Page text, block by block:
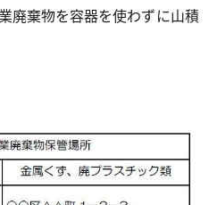
廃棄物を容器を使わずに山積